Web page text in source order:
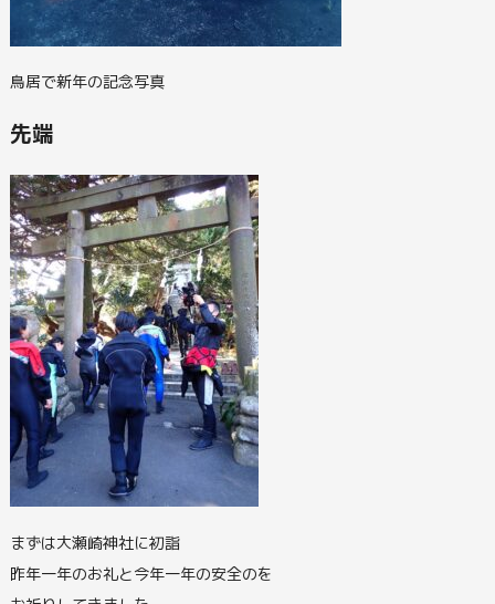
鳥居で新年の記念写真
先端
まずは大瀬崎神社に初詣
昨年一年のお礼と今年一年の安全のを